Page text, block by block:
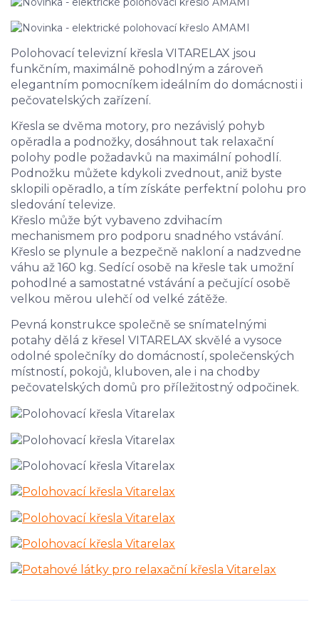
Polohovací televizní křesla VITARELAX jsou
funkčním, maximálně pohodlným a zároveň
elegantním pomocníkem ideálním do domácnosti i
pečovatelských zařízení.
Křesla se dvěma motory, pro nezávislý pohyb
opěradla a podnožky, dosáhnout tak relaxační
polohy podle požadavků na maximální pohodlí.
Podnožku můžete kdykoli zvednout, aniž byste
sklopili opěradlo, a tím získáte perfektní polohu pro
sledování televize.
Křeslo může být vybaveno zdvihacím
mechanismem pro podporu snadného vstávání.
Křeslo se plynule a bezpečně nakloní a nadzvedne
váhu až 160 kg. Sedící osobě na křesle tak umožní
pohodlné a samostatné vstávání a pečující osobě
velkou měrou ulehčí od velké zátěže.
Pevná konstrukce společně se snímatelnými
potahy dělá z křesel VITARELAX skvělé a vysoce
odolné společníky do domácností, společenských
místností, pokojů, kluboven, ale i na chodby
pečovatelských domů pro příležitostný odpočinek.